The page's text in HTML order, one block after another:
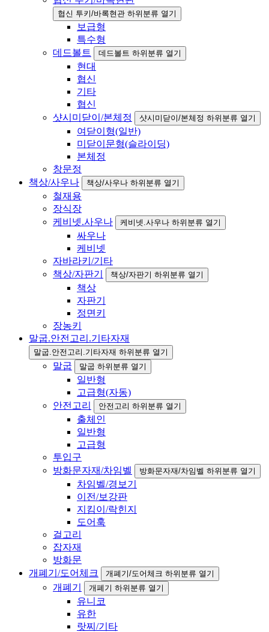
협신 투키/바록현관 하위분류 열기
보급형
특수형
데드볼트
데드볼트 하위분류 열기
현대
협신
기타
협신
샷시미닫이/본체정
샷시미닫이/본체정 하위분류 열기
여닫이형(일반)
미닫이문형(슬라이딩)
본체정
창문정
책상/사우나
책상/사우나 하위분류 열기
철재용
장식장
케비넷.사우나
케비넷.사우나 하위분류 열기
싸우나
케비넷
자바라키/기타
책상/자판기
책상/자판기 하위분류 열기
책상
자판기
정면키
장농키
말굽.안전고리.기타자재
말굽.안전고리.기타자재 하위분류 열기
말굽 말굽 하위분류 열기
일반형
고급형(자동)
안전고리
안전고리 하위분류 열기
출체인
일반형
고급형
투입구
방화문자재/차임벨
방화문자재/차임벨 하위분류 열기
차임벨/경보기
이전/보강판
지킴이/락힌지
도어훅
걸고리
잡자재
방화문
개폐기/도어체크
개폐기/도어체크 하위분류 열기
개폐기 개폐기 하위분류 열기
유니코
유한
랏찌/기타